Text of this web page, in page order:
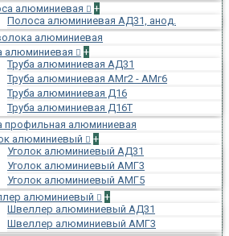
алюминиевая
+
Полоса алюминиевая АД31, анод.
алюминиевая
алюминиевая
+
Труба алюминиевая АД31
Труба алюминиевая АМг2 - АМг6
Труба алюминиевая Д16
Труба алюминиевая Д16Т
профильная алюминиевая
алюминиевый
+
Уголок алюминиевый АД31
Уголок алюминиевый АМГ3
Уголок алюминиевый АМГ5
алюминиевый
+
Швеллер алюминиевый АД31
Швеллер алюминиевый АМГ3